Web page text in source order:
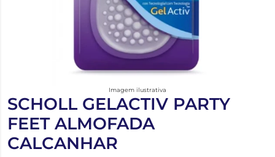
Imagem ilustrativa
SCHOLL GELACTIV PARTY
FEET ALMOFADA
CALCANHAR